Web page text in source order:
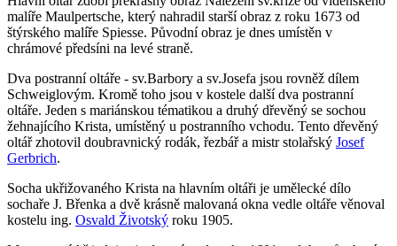
malíře Maulpertsche, který nahradil starší obraz z roku 1673 od
štýrského malíře Spiesse. Původní obraz je dnes umístěn v
chrámové předsíni na levé straně.
Dva postranní oltáře - sv.Barbory a sv.Josefa jsou rovněž dílem
Schweiglovým. Kromě toho jsou v kostele další dva postranní
oltáře. Jeden s mariánskou tématikou a druhý dřevěný se sochou
žehnajícího Krista, umístěný u postranního vchodu. Tento dřevěný
oltář zhotovil doubravnický rodák, řezbář a mistr stolařský Josef
Gerbrich.
Socha ukřižovaného Krista na hlavním oltáři je umělecké dílo
sochaře J. Břenka a dvě krásně malovaná okna vedle oltáře věnoval
kostelu ing. Osvald Životský roku 1905.